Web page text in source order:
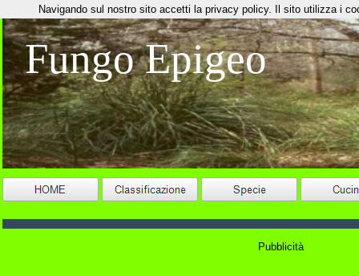
Fungo Epigeo
Pubblicità
Navigando sul nostro sito accetti la privacy policy. Il sito utilizza i